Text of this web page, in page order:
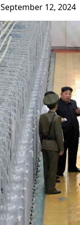
September 12, 2024